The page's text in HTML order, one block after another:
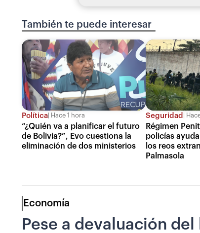
También te puede interesar
Política Hace 1 hora
“¿Quién va a planificar el futuro
de Bolivia?”, Evo cuestiona la
eliminación de dos ministerios
Seguridad
Régimen
policías
los reos
Palmasola
Economía
Pese a devaluación